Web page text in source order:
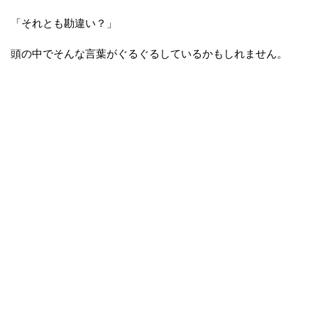
「それとも勘違い？」
頭の中でそんな言葉がぐるぐるしているかもしれません。